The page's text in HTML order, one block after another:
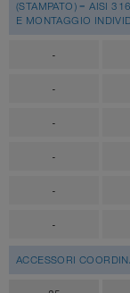
(STAMPATO) = AISI
E MONTAGGIO
-
-
-
-
-
-
ACCESSORI